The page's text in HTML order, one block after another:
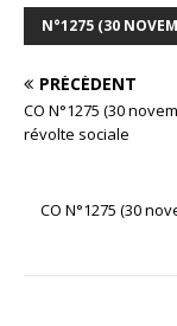
N°1275 (30
PRÉCÉDENT
CO N°1275 (30
révolte sociale
CO N°1275 (30